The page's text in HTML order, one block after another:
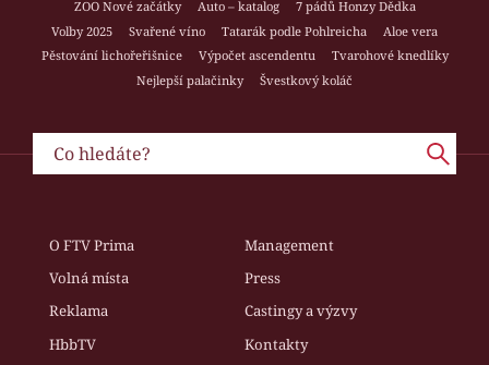
ZOO Nové začátky
Auto – katalog
7 pádů Honzy Dědka
Volby 2025
Svařené víno Tatarák podle Pohlreicha
Aloe vera
Pěstování lichořeřišnice
Výpočet ascendentu
Tvarohové knedlíky
Nejlepší palačinky
Švestkový koláč
O FTV Prima
Management
Volná místa
Press
Reklama
Castingy a výzvy
HbbTV
Kontakty